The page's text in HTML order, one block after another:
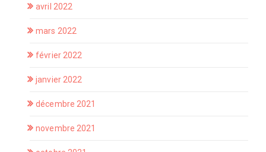
avril 2022
mars 2022
février 2022
janvier 2022
décembre 2021
novembre 2021